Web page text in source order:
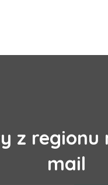
z regionu
mail